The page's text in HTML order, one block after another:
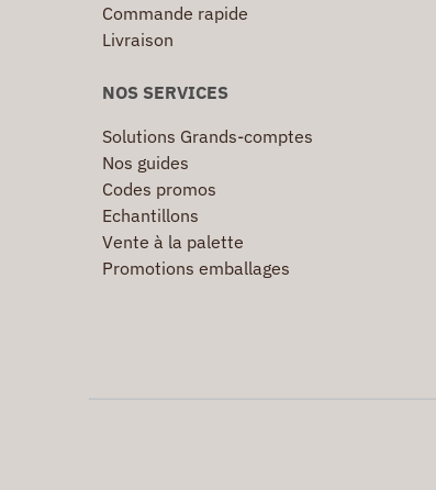
Commande rapide
Livraison
NOS SERVICES
Solutions Grands-comptes
Nos guides
Codes promos
Echantillons
Vente à la palette
Promotions emballages